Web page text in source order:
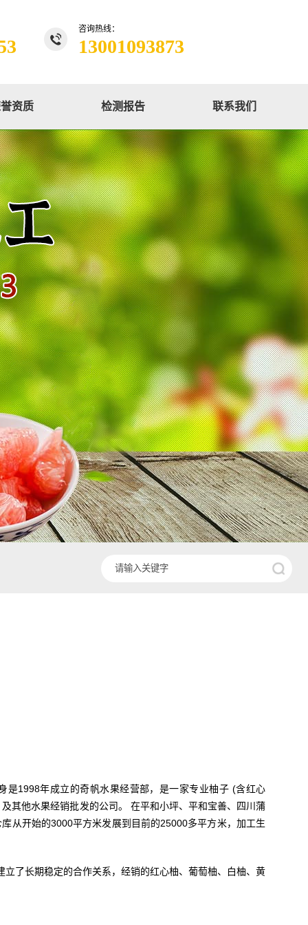
咨询热线：
13001093873
资质 检测报告 联系我们
是1998年成立的奇帆水果经营部，是一家专业柚子 (含红心
其他水果经销批发的公司。 在平和小坪、平和宝善、四川蒲
从开始的3000平方米发展到目前的25000多平方米，加工生
立了长期稳定的合作关系，经销的红心柚、葡萄柚、白柚、黄